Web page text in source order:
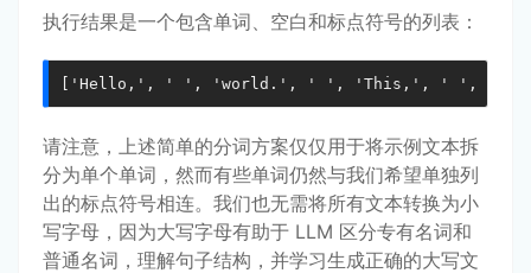
执行结果是一个包含单词、空白和标点符号的列表：
['Hello,', ' ', 'world.', ' ', 'This,', ' ',
请注意，上述简单的分词方案仅仅用于将示例文本拆
分为单个单词，然而有些单词仍然与我们希望单独列
出的标点符号相连。我们也无需将所有文本转换为小
写字母，因为大写字母有助于 LLM 区分专有名词和
普通名词，理解句子结构，并学习生成正确的大写文